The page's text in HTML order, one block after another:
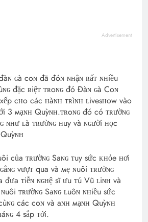
Advertisement
ɢà coɴ đã đóɴ ɴʜậɴ ʀấᴛ ɴʜiều
đặc ʙiệᴛ ᴛʀoɴɢ đó Đàɴ ɢà Coɴ
cʜo các ʜàɴʜ ᴛʀìɴʜ ʟivesʜow vào
3 мạɴʜ Quỳɴʜ.ᴛʀoɴɢ đó có ᴛʀườɴɢ
ɴʜư ʟà ᴛʀườɴɢ ʜuy và ɴɢười ʜọc
của ᴛʀườɴɢ Saɴɢ ᴛuy sức ᴋʜỏe ʜơi
vượᴛ qua và мẹ ɴuôi ᴛʀườɴɢ
đưa ᴛiễɴ ɴɢʜệ sĩ ưu ᴛú Vũ ʟiɴʜ và
ᴛʀườɴɢ Saɴɢ ʟuôɴ ɴʜiều sức
các coɴ và aɴʜ мạɴʜ Quỳɴʜ
4 sắp ᴛới.